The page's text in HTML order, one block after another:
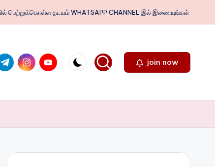
பெற்றுக்கொள்ள தடயம் WHATSAPP CHANNEL இல் இணையுங்கள்
instagram.com
youtube.com join now